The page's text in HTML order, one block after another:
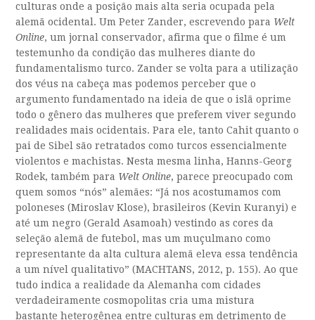
culturas onde a posição mais alta seria ocupada pela
alemã ocidental. Um Peter Zander, escrevendo para Welt
Online, um jornal conservador, afirma que o filme é um
testemunho da condição das mulheres diante do
fundamentalismo turco. Zander se volta para a utilização
dos véus na cabeça mas podemos perceber que o
argumento fundamentado na ideia de que o islã oprime
todo o gênero das mulheres que preferem viver segundo
realidades mais ocidentais. Para ele, tanto Cahit quanto o
pai de Sibel são retratados como turcos essencialmente
violentos e machistas. Nesta mesma linha, Hanns-Georg
Rodek, também para Welt Online, parece preocupado com
quem somos “nós” alemães: “Já nos acostumamos com
poloneses (Miroslav Klose), brasileiros (Kevin Kuranyi) e
até um negro (Gerald Asamoah) vestindo as cores da
seleção alemã de futebol, mas um muçulmano como
representante da alta cultura alemã eleva essa tendência
a um nível qualitativo” (MACHTANS, 2012, p. 155). Ao que
tudo indica a realidade da Alemanha com cidades
verdadeiramente cosmopolitas cria uma mistura
bastante heterogênea entre culturas em detrimento de